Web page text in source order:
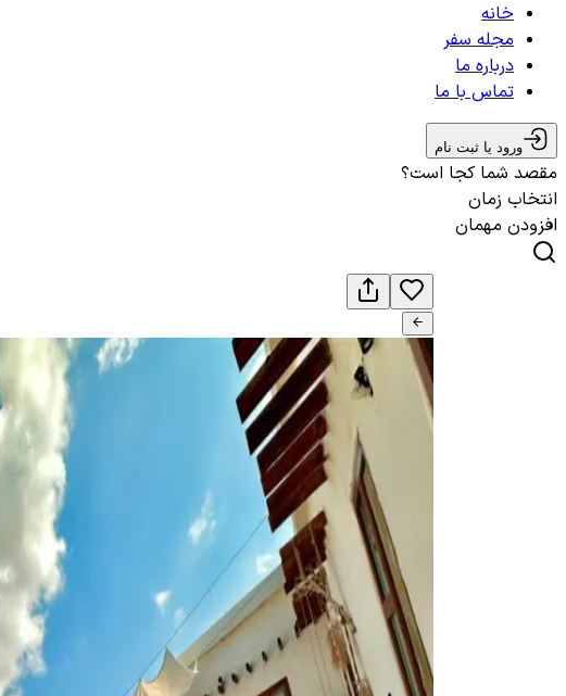
خانه
مجله سفر
درباره ما
تماس با ما
ورود یا ثبت نام
مقصد شما کجا است؟
انتخاب زمان
افزودن مهمان